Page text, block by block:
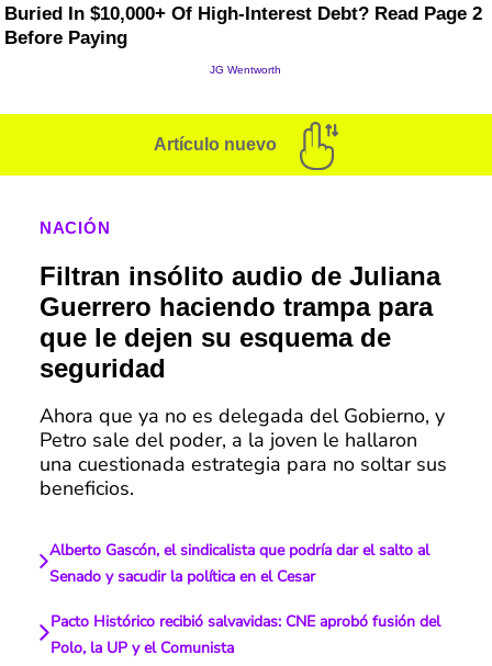
Artículo nuevo
NACIÓN
Filtran insólito audio de Juliana
Guerrero haciendo trampa para
que le dejen su esquema de
seguridad
Ahora que ya no es delegada del Gobierno, y
Petro sale del poder, a la joven le hallaron
una cuestionada estrategia para no soltar sus
beneficios.
Alberto Gascón, el sindicalista que podría dar el salto al
Senado y sacudir la política en el Cesar
Pacto Histórico recibió salvavidas: CNE aprobó fusión del
Polo, la UP y el Comunista